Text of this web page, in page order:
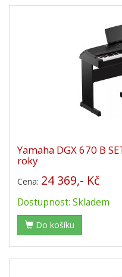
Yamaha DGX 670 B
roky
Cena: 24 369,- Kč
Dostupnost: Skladem
Do košíku